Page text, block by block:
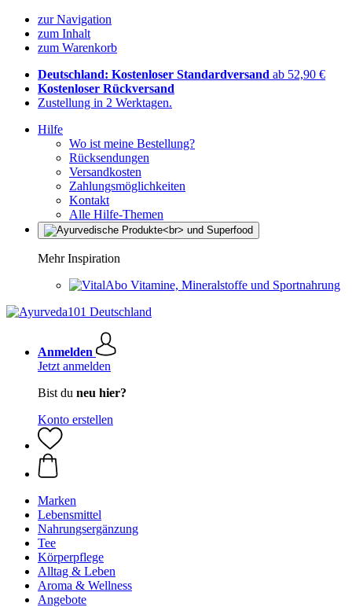
zur Navigation
zum Inhalt
zum Warenkorb
Deutschland: Kostenloser Standardversand ab 52,90 €
Kostenloser Rückversand
Zustellung in 2 Werktagen.
Hilfe
Wo ist meine Bestellung?
Rücksendungen
Versandkosten
Zahlungsmöglichkeiten
Kontakt
Alle Hilfe-Themen
Mehr Inspiration
Vitamine, Mineralstoffe und Sportnahrung
Anmelden
Jetzt anmelden
Bist du neu hier?
Konto erstellen
Marken
Lebensmittel
Nahrungsergänzung
Tee
Körperpflege
Alltag & Leben
Aroma & Wellness
Angebote